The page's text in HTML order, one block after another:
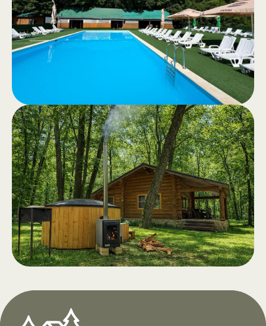
Прогулки верхом для отдыха или
конные экскурсии по спокойному
лесу — подлинный опыт на
природе.
Бассейны для взрослых и детей,
чистая вода и просторная зона
отдыха с напитками и закусками.
Открытие в апреле 2026 года.
Бассейн .
Чан на дровах с
аэромассажем